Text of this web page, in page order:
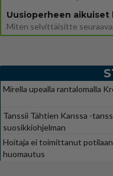
Mirella upealla rantalomalla
Tanssii Tähtien Kanssa -
suosikkiohjelman
Hoitaja ei toimittanut
huomautus